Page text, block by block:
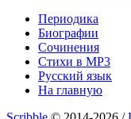
Периодика
Биографии
Сочинения
Стихи в MP3
Русский язык
На главную